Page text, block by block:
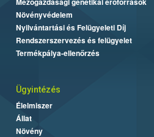
Növényvédelem
Nyilvántartási és Felügyeleti Díj
Rendszerszervezés és felügyelet
Termékpálya-ellenőrzés
Ügyintézés
Élelmiszer
Állat
Növény